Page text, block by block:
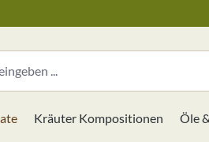
Kräuter Kompositionen Öle